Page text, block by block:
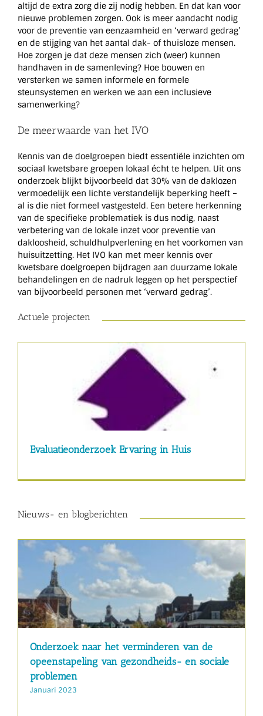
altijd de extra zorg die zij nodig hebben. En dat kan voor
nieuwe problemen zorgen. Ook is meer aandacht nodig
voor de preventie van eenzaamheid en ‘verward gedrag’
en de stijging van het aantal dak- of thuisloze mensen.
Hoe zorgen je dat deze mensen zich (weer) kunnen
handhaven in de samenleving? Hoe bouwen en
versterken we samen informele en formele
steunsystemen en werken we aan een inclusieve
samenwerking?
De meerwaarde van het IVO
Kennis van de doelgroepen biedt essentiële inzichten om
sociaal kwetsbare groepen lokaal écht te helpen. Uit ons
onderzoek blijkt bijvoorbeeld dat 30% van de daklozen
vermoedelijk een lichte verstandelijk beperking heeft –
al is die niet formeel vastgesteld. Een betere herkenning
van de specifieke problematiek is dus nodig, naast
verbetering van de lokale inzet voor preventie van
dakloosheid, schuldhulpverlening en het voorkomen van
huisuitzetting. Het IVO kan met meer kennis over
kwetsbare doelgroepen bijdragen aan duurzame lokale
behandelingen en de nadruk leggen op het perspectief
van bijvoorbeeld personen met ‘verward gedrag’.
Actuele projecten
Evaluatieonderzoek Ervaring in Huis
Nieuws- en blogberichten
Onderzoek naar het verminderen van de
opeenstapeling van gezondheids- en sociale
problemen
Januari 2023